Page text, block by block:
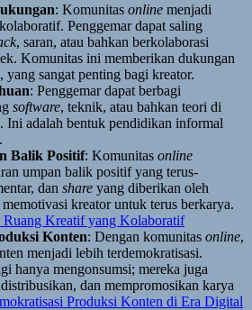
: Komunitas online menjadi
Penggemar dapat saling
, saran, atau bahkan berkolaborasi
Komunitas ini memberikan dukungan
yang sangat penting bagi kreator.
: Penggemar dapat berbagi
software, teknik, atau bahkan teori di
Ini adalah bentuk pendidikan informal
Balik Positif: Komunitas online
umpan balik positif yang terus-
dan share yang diberikan oleh
kreator untuk terus berkarya.
Kreatif yang Kolaboratif
Konten: Dengan komunitas online,
menjadi lebih terdemokratisasi.
hanya mengonsumsi; mereka juga
dan mempromosikan karya
Produksi Konten di Era Digital